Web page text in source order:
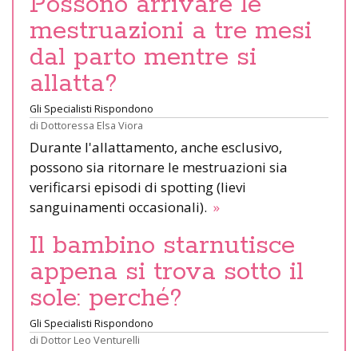
mestruazioni a tre mesi
dal parto mentre si
allatta?
Gli Specialisti Rispondono
di Dottoressa Elsa Viora
Durante l'allattamento, anche esclusivo,
possono sia ritornare le mestruazioni sia
verificarsi episodi di spotting (lievi
sanguinamenti occasionali). »
Il bambino starnutisce
appena si trova sotto il
sole: perché?
Gli Specialisti Rispondono
di Dottor Leo Venturelli